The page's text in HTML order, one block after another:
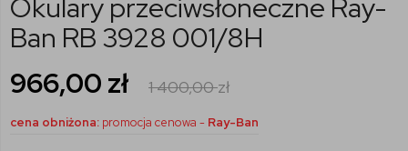
Okulary przeciwsłoneczne Ray-
Ban RB 3928 001/8H
966,00 zł 1 400,00zł
cena obniżona: promocja cenowa - Ray-Ban